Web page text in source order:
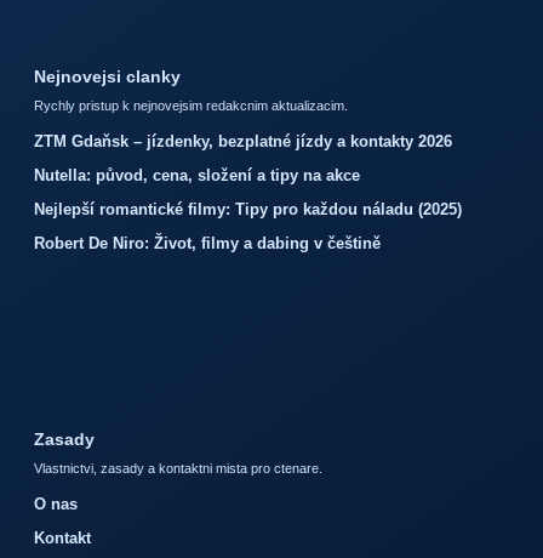
Nejnovejsi clanky
Rychly pristup k nejnovejsim redakcnim aktualizacim.
ZTM Gdaňsk – jízdenky, bezplatné jízdy a kontakty 2026
Nutella: původ, cena, složení a tipy na akce
Nejlepší romantické filmy: Tipy pro každou náladu (2025)
Robert De Niro: Život, filmy a dabing v češtině
Zasady
Vlastnictvi, zasady a kontaktni mista pro ctenare.
O nas
Kontakt